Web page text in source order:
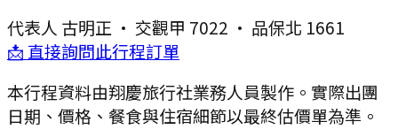
代表人 古明正 · 交觀甲 7022 · 品保北 1661
📩 直接詢問此行程訂單
本行程資料由翔慶旅行社業務人員製作。實際出團
日期、價格、餐食與住宿細節以最終估價單為準。